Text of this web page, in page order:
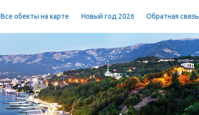
Все обекты на карте Новый год 2026 Обратная связь